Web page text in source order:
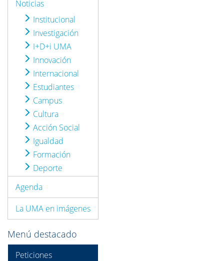
Noticias
Institucional
Investigación
I+D+i UMA
Innovación
Internacional
Estudiantes
Campus
Cultura
Acción Social
Igualdad
Formación
Deporte
Agenda
La UMA en imágenes
Menú destacado
Peticiones